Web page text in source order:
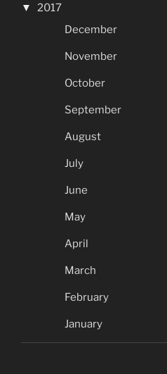
2017
December
November
October
September
August
July
June
May
April
March
February
January